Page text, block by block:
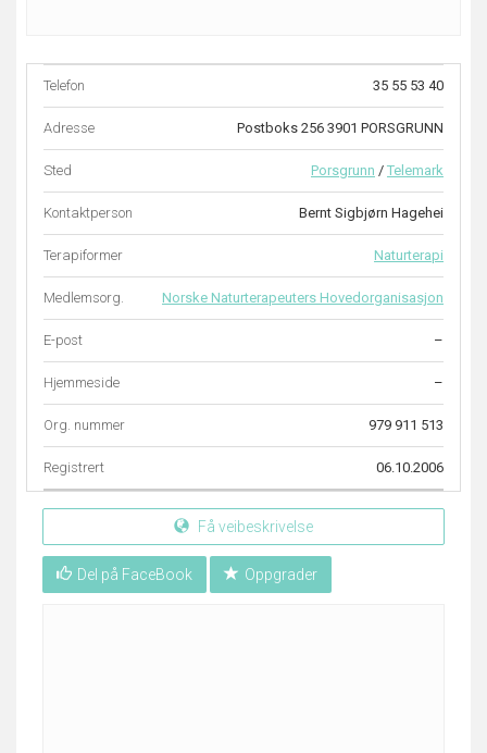
Telefon 35 55 53 40
Adresse Postboks 256 3901 PORSGRUNN
Sted Porsgrunn / Telemark
Kontaktperson Bernt Sigbjørn Hagehei
Terapiformer Naturterapi
Medlemsorg. Norske Naturterapeuters Hovedorganisasjon
E-post –
Hjemmeside –
Org. nummer 979 911 513
Registrert 06.10.2006
Få veibeskrivelse
Del på FaceBook Oppgrader